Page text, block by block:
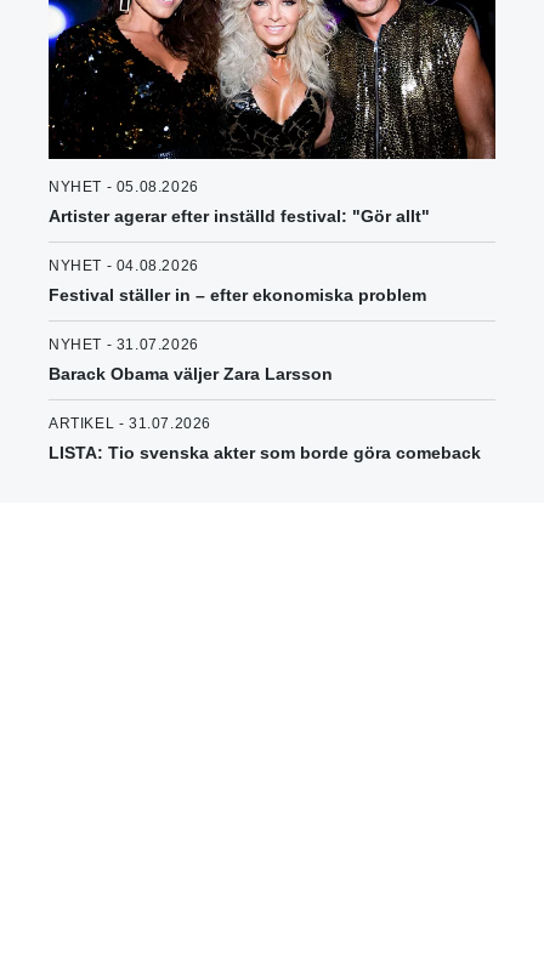
NYHET - 05.08.2026
Artister agerar efter inställd festival: "Gör allt"
NYHET - 04.08.2026
Festival ställer in – efter ekonomiska problem
NYHET - 31.07.2026
Barack Obama väljer Zara Larsson
ARTIKEL - 31.07.2026
LISTA: Tio svenska akter som borde göra comeback